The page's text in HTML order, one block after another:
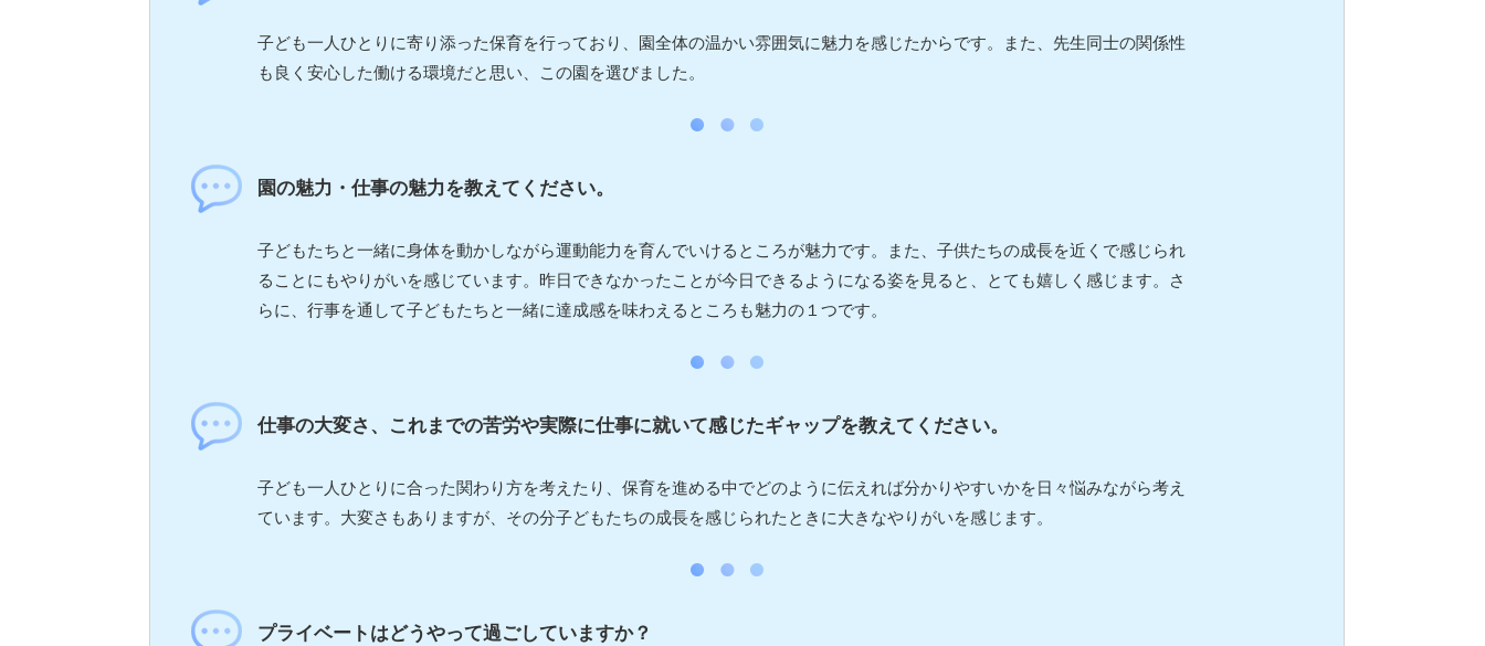
子ども一人ひとりに寄り添った保育を行っており、園全体の温かい雰囲気に魅力を感じたからです。また、先生同士の関係性
も良く安心した働ける環境だと思い、この園を選びました。
園の魅力・仕事の魅力を教えてください。
子どもたちと一緒に身体を動かしながら運動能力を育んでいけるところが魅力です。また、子供たちの成長を近くで感じられ
ることにもやりがいを感じています。昨日できなかったことが今日できるようになる姿を見ると、とても嬉しく感じます。さ
らに、行事を通して子どもたちと一緒に達成感を味わえるところも魅力の１つです。
仕事の大変さ、これまでの苦労や実際に仕事に就いて感じたギャップを教えてください。
子ども一人ひとりに合った関わり方を考えたり、保育を進める中でどのように伝えれば分かりやすいかを日々悩みながら考え
ています。大変さもありますが、その分子どもたちの成長を感じられたときに大きなやりがいを感じます。
プライベートはどうやって過ごしていますか？